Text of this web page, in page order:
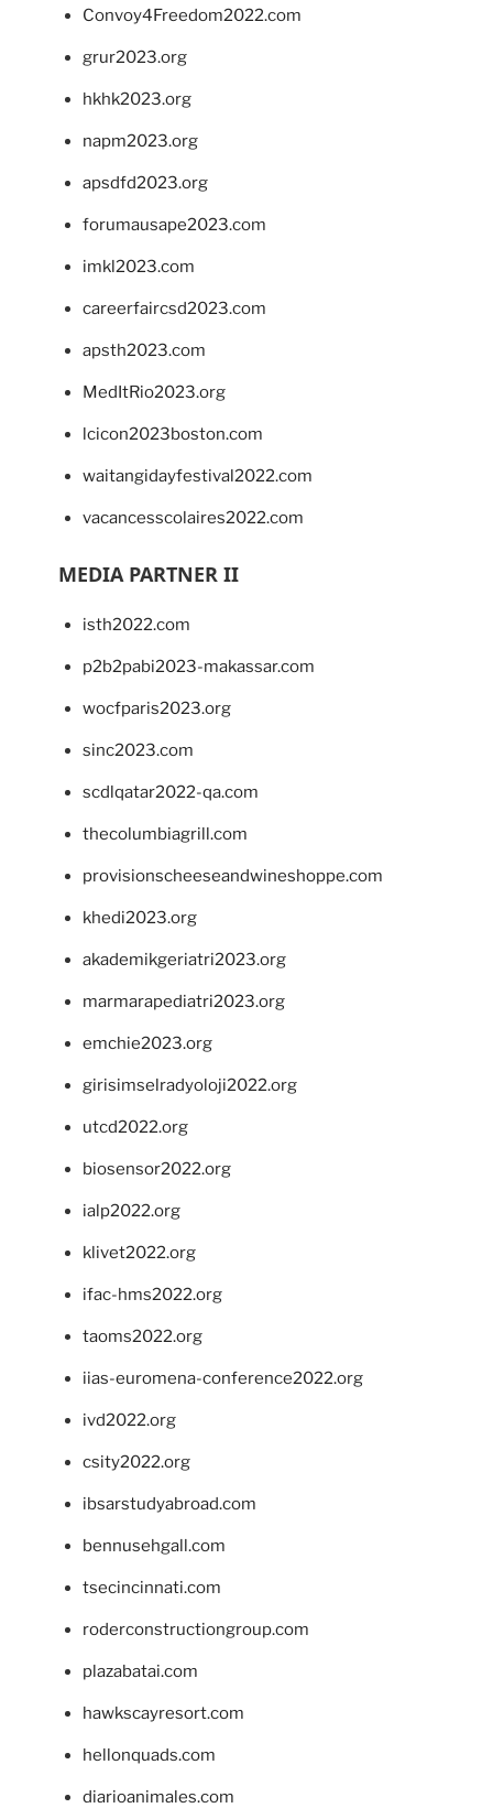
Convoy4Freedom2022.com
grur2023.org
hkhk2023.org
napm2023.org
apsdfd2023.org
forumausape2023.com
imkl2023.com
careerfaircsd2023.com
apsth2023.com
MedItRio2023.org
lcicon2023boston.com
waitangidayfestival2022.com
vacancesscolaires2022.com
MEDIA PARTNER II
isth2022.com
p2b2pabi2023-makassar.com
wocfparis2023.org
sinc2023.com
scdlqatar2022-qa.com
thecolumbiagrill.com
provisionscheeseandwineshoppe.com
khedi2023.org
akademikgeriatri2023.org
marmarapediatri2023.org
emchie2023.org
girisimselradyoloji2022.org
utcd2022.org
biosensor2022.org
ialp2022.org
klivet2022.org
ifac-hms2022.org
taoms2022.org
iias-euromena-conference2022.org
ivd2022.org
csity2022.org
ibsarstudyabroad.com
bennusehgall.com
tsecincinnati.com
roderconstructiongroup.com
plazabatai.com
hawkscayresort.com
hellonquads.com
diarioanimales.com